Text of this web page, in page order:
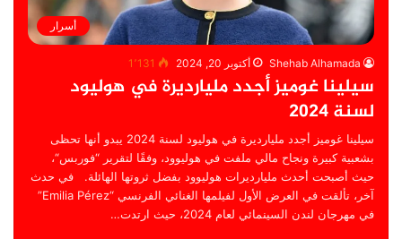
أسرار
Shehab Alhamada أكتوبر 20, 2024 1٬131
سيلينا غوميز أجدد مليارديرة في هوليود
لسنة 2024
سيلينا غوميز أجدد مليارديرة في هوليود لسنة 2024 يبدو أنها تحظى
بشعبية كبيرة ونجاح مالي ملفت في هوليوود، وفقًا لتقرير “فوربس“،
حيث أصبحت أحدث مليارديرات هوليوود بفضل ثروتها الهائلة. في حدث
آخر، تألقت في العرض الأول لفيلمها الغنائي الفرنسي “Emilia Pérez”
في مهرجان لندن السينمائي لعام 2024، حيث ارتدت…